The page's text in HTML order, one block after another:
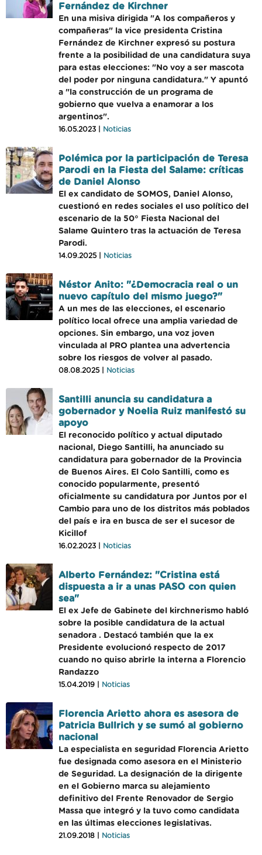
Fernández de Kirchner
En una misiva dirigida "A los compañeros y
compañeras" la vice presidenta Cristina
Fernández de Kirchner expresó su postura
frente a la posibilidad de una candidatura suya
para estas elecciones: "No voy a ser mascota
del poder por ninguna candidatura." Y apuntó
a "la construcción de un programa de
gobierno que vuelva a enamorar a los
argentinos".
16.05.2023 | Noticias
Polémica por la participación de Teresa
Parodi en la Fiesta del Salame: críticas
de Daniel Alonso
El ex candidato de SOMOS, Daniel Alonso,
cuestionó en redes sociales el uso político del
escenario de la 50° Fiesta Nacional del
Salame Quintero tras la actuación de Teresa
Parodi.
14.09.2025 | Noticias
Néstor Anito: "¿Democracia real o un
nuevo capítulo del mismo juego?"
A un mes de las elecciones, el escenario
político local ofrece una amplia variedad de
opciones. Sin embargo, una voz joven
vinculada al PRO plantea una advertencia
sobre los riesgos de volver al pasado.
08.08.2025 | Noticias
Santilli anuncia su candidatura a
gobernador y Noelia Ruiz manifestó su
apoyo
El reconocido político y actual diputado
nacional, Diego Santilli, ha anunciado su
candidatura para gobernador de la Provincia
de Buenos Aires. El Colo Santilli, como es
conocido popularmente, presentó
oficialmente su candidatura por Juntos por el
Cambio para uno de los distritos más poblados
del país e ira en busca de ser el sucesor de
Kicillof
16.02.2023 | Noticias
Alberto Fernández: "Cristina está
dispuesta a ir a unas PASO con quien
sea"
El ex Jefe de Gabinete del kirchnerismo habló
sobre la posible candidatura de la actual
senadora . Destacó también que la ex
Presidente evolucionó respecto de 2017
cuando no quiso abrirle la interna a Florencio
Randazzo
15.04.2019 | Noticias
Florencia Arietto ahora es asesora de
Patricia Bullrich y se sumó al gobierno
nacional
La especialista en seguridad Florencia Arietto
fue designada como asesora en el Ministerio
de Seguridad. La designación de la dirigente
en el Gobierno marca su alejamiento
definitivo del Frente Renovador de Sergio
Massa que integró y la tuvo como candidata
en las últimas elecciones legislativas.
21.09.2018 | Noticias